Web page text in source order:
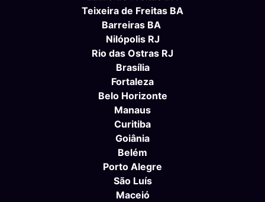
Teixeira de Freitas BA
Barreiras BA
Nilópolis RJ
Rio das Ostras RJ
Brasília
Fortaleza
Belo Horizonte
Manaus
Curitiba
Goiânia
Belém
Porto Alegre
São Luís
Maceió